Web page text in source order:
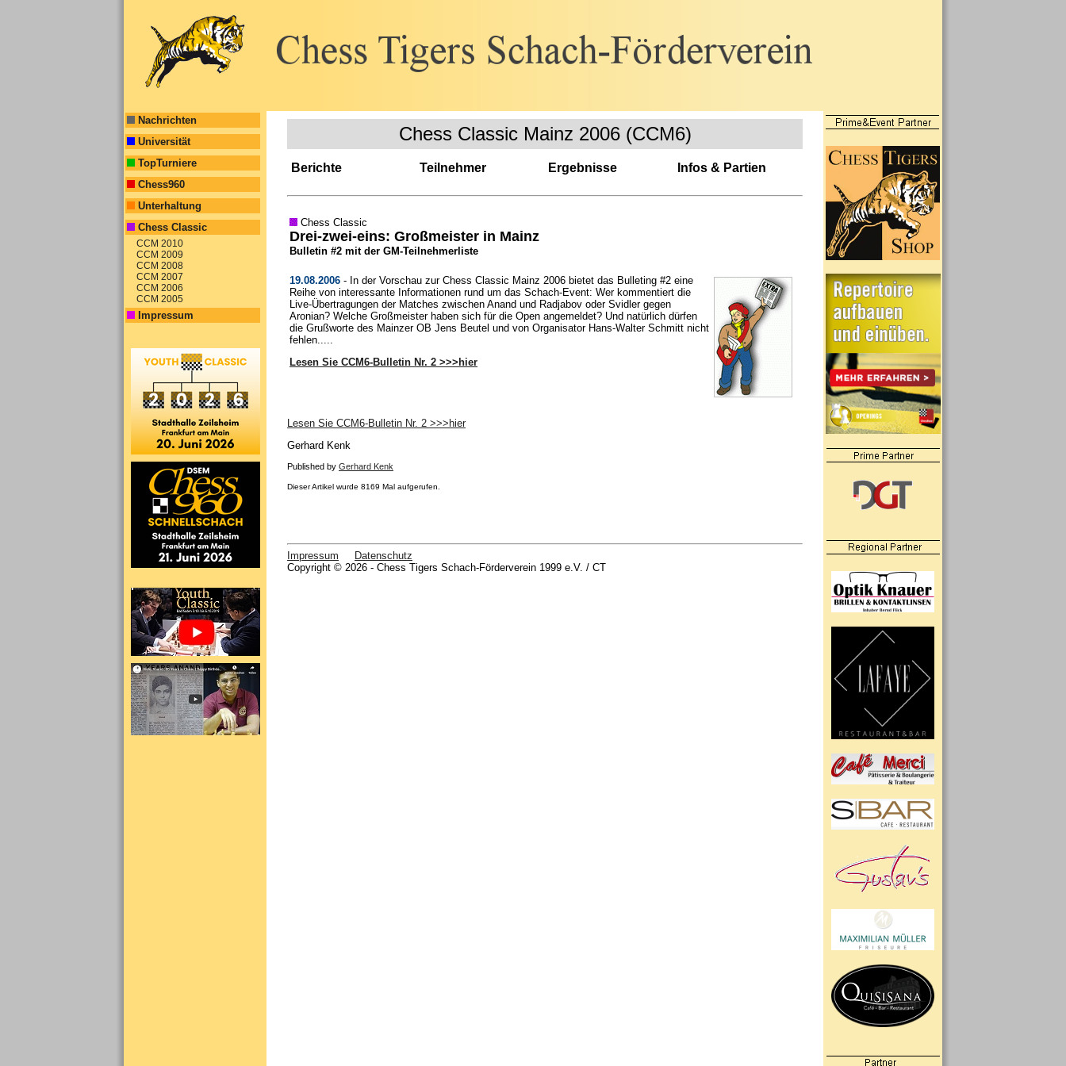
Nachrichten
Universität
TopTurniere
Chess960
Unterhaltung
Chess Classic
CCM 2010
CCM 2009
CCM 2008
CCM 2007
CCM 2006
CCM 2005
Impressum
Chess Classic Mainz 2006 (CCM6)
Berichte Teilnehmer Ergebnisse Infos & Partien
Chess Classic
Drei-zwei-eins: Großmeister in Mainz
Bulletin #2 mit der GM-Teilnehmerliste
19.08.2006 - In der Vorschau zur Chess Classic Mainz 2006 bietet das Bulleting #2 eine
Reihe von interessante Informationen rund um das Schach-Event: Wer kommentiert die
Live-Übertragungen der Matches zwischen Anand und Radjabov oder Svidler gegen
Aronian? Welche Großmeister haben sich für die Open angemeldet? Und natürlich dürfen
die Grußworte des Mainzer OB Jens Beutel und von Organisator Hans-Walter Schmitt nicht
fehlen.....
Lesen Sie CCM6-Bulletin Nr. 2 >>>hier
Lesen Sie CCM6-Bulletin Nr. 2 >>>hier
Gerhard Kenk
Published by Gerhard Kenk
Dieser Artikel wurde 8169 Mal aufgerufen.
Impressum
Datenschutz
Copyright © 2026 - Chess Tigers Schach-Förderverein 1999 e.V. / CT